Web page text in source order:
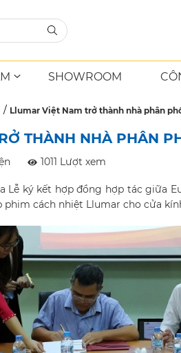
SHOWROOM
Llumar Việt Nam trở thành nhà phân
THÀNH NHÀ PHÂN
1011 Lượt xem
Lễ ký kết hợp đồng hợp tác giữa
phim cách nhiệt Llumar cho cửa